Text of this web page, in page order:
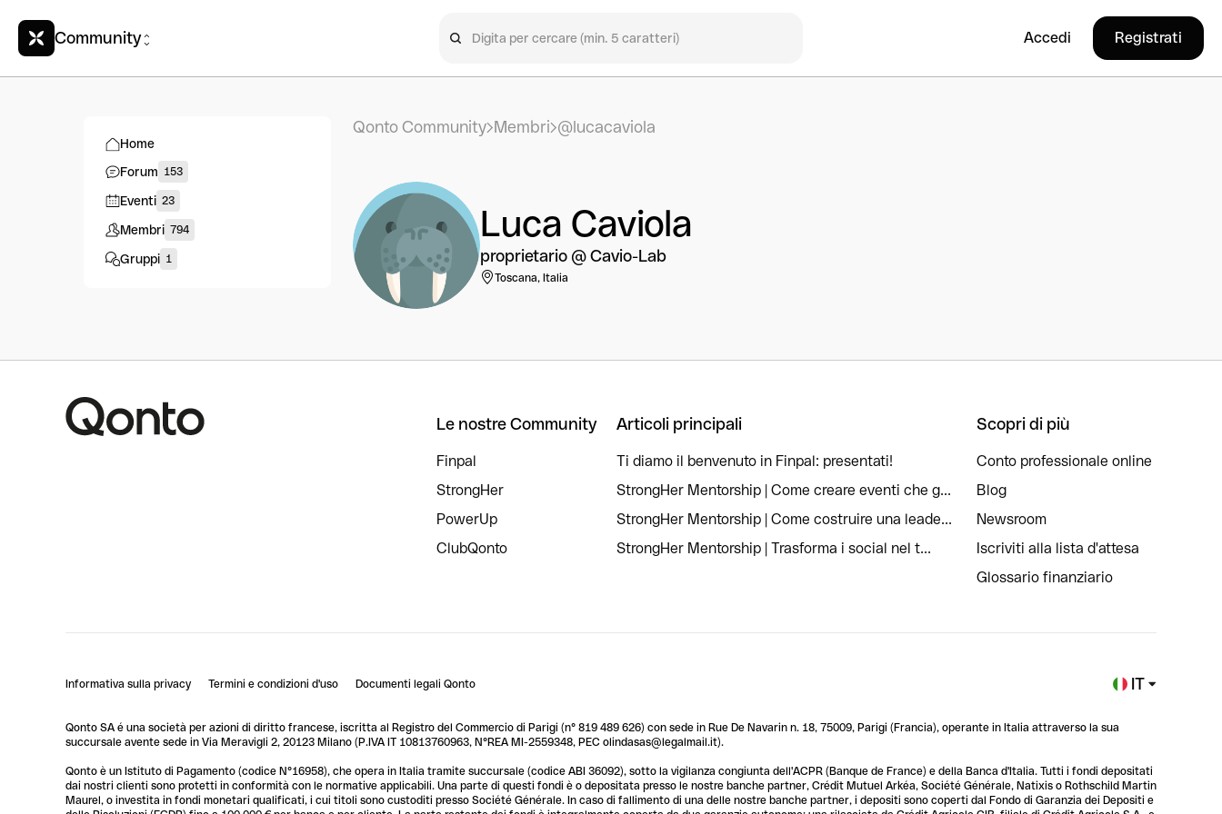
Community Accedi Registrati
Home
Forum 153
Eventi 23
Membri 794
Gruppi 1
Qonto Community Membri @lucacaviola
Luca Caviola
proprietario @ Cavio-Lab
Toscana, Italia
Le nostre Community
Finpal
StrongHer
PowerUp
ClubQonto
Articoli principali
Ti diamo il benvenuto in Finpal: presentati!
StrongHer Mentorship | Come creare eventi che g...
StrongHer Mentorship | Come costruire una leade...
StrongHer Mentorship | Trasforma i social nel t...
Scopri di più
Conto professionale online
Blog
Newsroom
Iscriviti alla lista d'attesa
Glossario finanziario
Informativa sulla privacy Termini e condizioni d'uso Documenti legali Qonto IT
Qonto SA é una società per azioni di diritto francese, iscritta al Registro del Commercio di Parigi (n° 819 489 626) con sede in Rue De Navarin n. 18, 75009, Parigi (Francia), operante in Italia attraverso la sua
succursale avente sede in Via Meravigli 2, 20123 Milano (P.IVA IT 10813760963, N°REA MI-2559348, PEC olindasas@legalmail.it).
Qonto è un Istituto di Pagamento (codice N°16958), che opera in Italia tramite succursale (codice ABI 36092), sotto la vigilanza congiunta dell'ACPR (Banque de France) e della Banca d'Italia. Tutti i fondi depositati
dai nostri clienti sono protetti in conformità con le normative applicabili. Una parte di questi fondi è o depositata presso le nostre banche partner, Crédit Mutuel Arkéa, Société Générale, Natixis o Rothschild Martin
Maurel, o investita in fondi monetari qualificati, i cui titoli sono custoditi presso Société Générale. In caso di fallimento di una delle nostre banche partner, i depositi sono coperti dal Fondo di Garanzia dei Depositi e